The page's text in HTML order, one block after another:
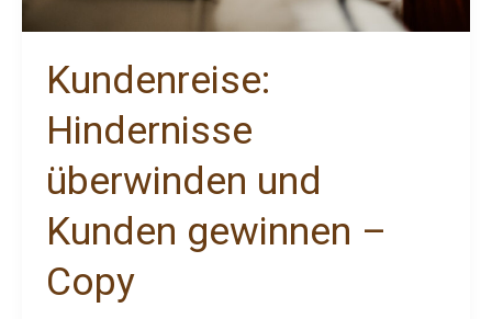
Kundenreise:
Hindernisse
überwinden und
Kunden gewinnen –
Copy